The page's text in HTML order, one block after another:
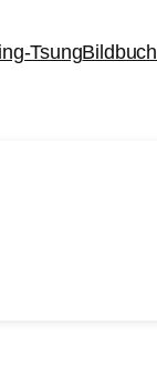
TsungBildbuch